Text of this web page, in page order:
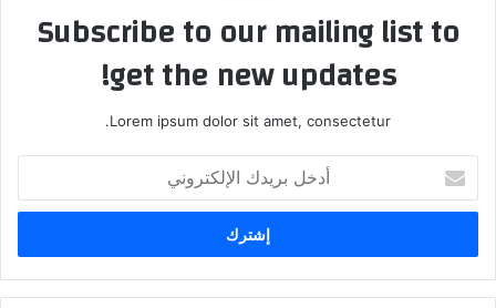
Subscribe to our mailing list to
get the new updates!
Lorem ipsum dolor sit amet, consectetur.
بريدك
الإلكتروني